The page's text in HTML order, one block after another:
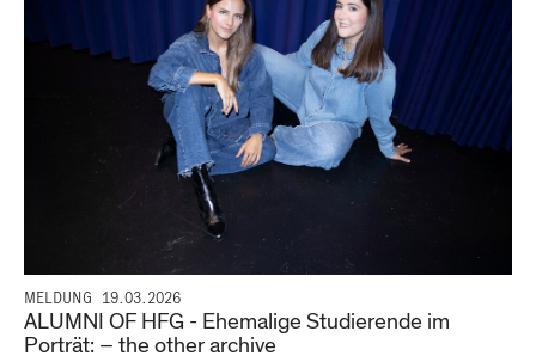
MELDUNG 19.03.2026
ALUMNI OF HFG - Ehemalige Studierende im
Porträt: – the other archive